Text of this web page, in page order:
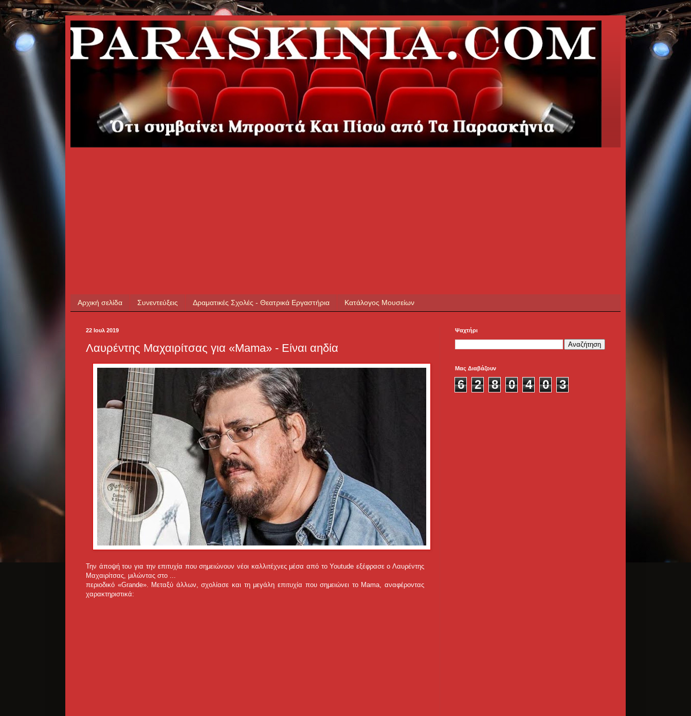
Αρχική σελίδα Συνεντεύξεις Δραματικές Σχολές - Θεατρικά Εργαστήρια Κατάλογος Μουσείων
22 Ιουλ 2019
Λαυρέντης Μαχαιρίτσας για «Μama» - Είναι αηδία
Την άποψή του για την επιτυχία που σημειώνουν νέοι καλλιτέχνες μέσα από το Youtude εξέφρασε ο Λαυρέντης
Μαχαιρίτσας, μιλώντας στο ...
περιοδικό «Grande». Μεταξύ άλλων, σχολίασε και τη μεγάλη επιτυχία που σημειώνει το Mama, αναφέροντας
χαρακτηριστικά:
Ψαχτήρι
Μας Διαβάζουν
6 2 8 0 4 0 3